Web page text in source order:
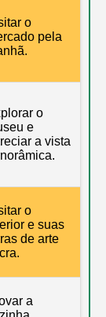
o
pela
o
e
a vista
o
e suas
de arte
a